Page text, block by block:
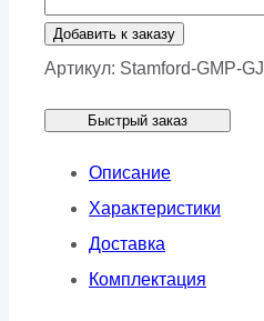
товара
Генератор
GMP
GJI550
кожухе
Добавить к заказу
Артикул: Stamford-GMP-
Быстрый заказ
Описание
Характеристики
Доставка
Комплектация